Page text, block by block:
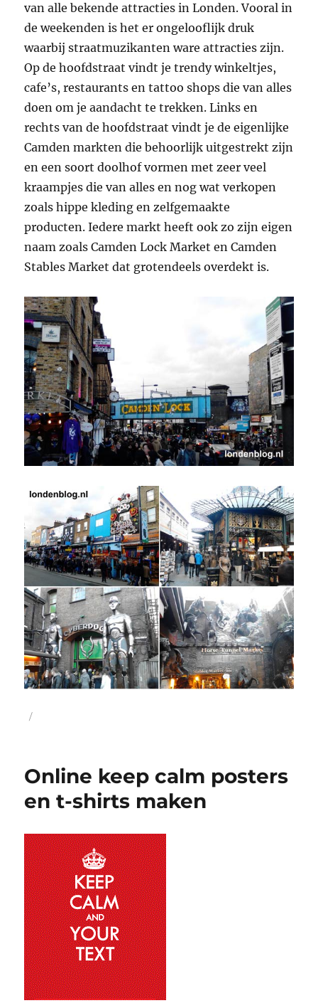
van alle bekende attracties in Londen. Vooral in
de weekenden is het er ongelooflijk druk
waarbij straatmuzikanten ware attracties zijn.
Op de hoofdstraat vindt je trendy winkeltjes,
cafe’s, restaurants en tattoo shops die van alles
doen om je aandacht te trekken. Links en
rechts van de hoofdstraat vindt je de eigenlijke
Camden markten die behoorlijk uitgestrekt zijn
en een soort doolhof vormen met zeer veel
kraampjes die van alles en nog wat verkopen
zoals hippe kleding en zelfgemaakte
producten. Iedere markt heeft ook zo zijn eigen
naam zoals Camden Lock Market en Camden
Stables Market dat grotendeels overdekt is.
Geplaatst
Online keep calm posters
en t-shirts maken